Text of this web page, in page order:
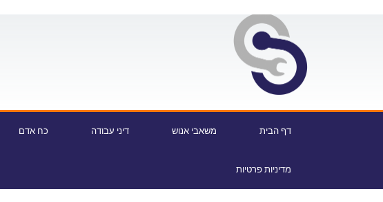
דף הבית משאבי אנוש דיני עבודה כח אדם
מדיניות פרטיות